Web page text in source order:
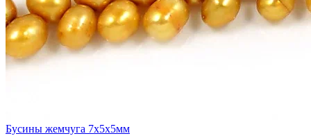
Бусины жемчуга 7x5x5мм